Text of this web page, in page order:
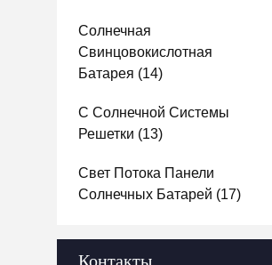
Солнечная
Свинцовокислотная
Батарея (14)
С Солнечной Системы
Решетки (13)
Свет Потока Панели
Солнечных Батарей (17)
Контакты